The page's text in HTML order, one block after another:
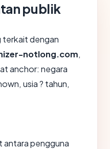
publik
terkait dengan
notlong.com,
anchor: negara
usia ? tahun,
antara pengguna